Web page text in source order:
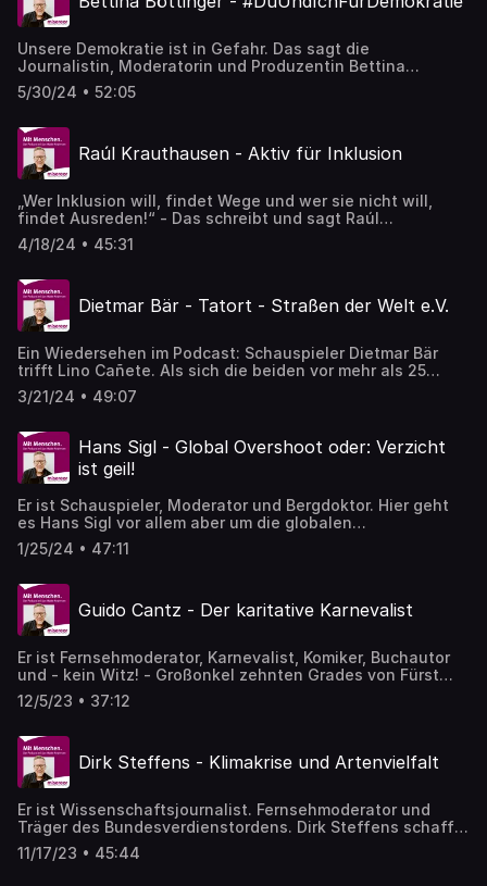
Fähigkeiten unter Beweis stellt. Abenteuer bedeutet für
Absicherung das Leben zu genießen.
Unsere Demokratie ist in Gefahr. Das sagt die
Journalistin, Moderatorin und Produzentin Bettina
Böttinger und handelt: Gemeinsam mit anderen
Prominenten rief die die Aktion #DuUndIchFürDemokratie
unterstützen, denn sie ist unser höchstes Gut.
5/30/24 • 52:05
Raúl Krauthausen - Aktiv für Inklusion
„Wer Inklusion will, findet Wege und wer sie nicht will,
findet Ausreden!“ - Das schreibt und sagt Raúl
Krauthausen, der sich wie kein anderer für Inklusion und
Teilhabe von Menschen mit Behinderungen in allen
4/18/24 • 45:31
Dietmar Bär - Tatort - Straßen der Welt e.V.
Ein Wiedersehen im Podcast: Schauspieler Dietmar Bär
trifft Lino Cañete. Als sich die beiden vor mehr als 25
Jahren das erste Mal getroffen haben, lebte Lino noch in
seiner Heimat, den Philippinen. Dietmar hatte gerade als
beachteten Tatort-Folge „Manila“ ist es zu verdanken,
dass Dietmar und Lino bis heute eine gemeinsame
Geschichte verbindet.
3/21/24 • 49:07
Hans Sigl - Global Overshoot oder: Verzicht
ist geil!
Er ist Schauspieler, Moderator und Bergdoktor. Hier geht
es Hans Sigl vor allem aber um die globalen
Herausforderungen in Bezug auf den Klimawandel, den
Energiezugang und die Dringlichkeit einer Transformation
1/25/24 • 47:11
Guido Cantz - Der karitative Karnevalist
Er ist Fernsehmoderator, Karnevalist, Komiker, Buchautor
und - kein Witz! - Großonkel zehnten Grades von Fürst
Albert von Monaco. Und weil seine Liste sozialer und
gesellschaftlicher Engagements sehr lang ist, gehört
12/5/23 • 37:12
Dirk Steffens - Klimakrise und Artenvielfalt
Er ist Wissenschaftsjournalist. Fernsehmoderator und
Träger des Bundesverdienstordens. Dirk Steffens schafft
es wie kein Zweiter, komplexe Themen wie die Klimakrise
und die Bedrohung der Artenvielfalt klar, prägnant und
11/17/23 • 45:44